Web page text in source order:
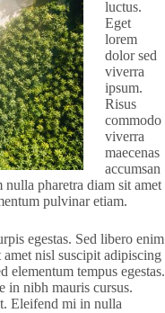
luctus.
Eget
lorem
dolor sed
viverra
ipsum.
Risus
commodo
viverra
maecenas
accumsan
pharetra diam sit amet
pulvinar etiam.
egestas. Sed libero enim
nisl suscipit adipiscing
elementum tempus egestas.
in nibh mauris cursus.
Eleifend mi in nulla